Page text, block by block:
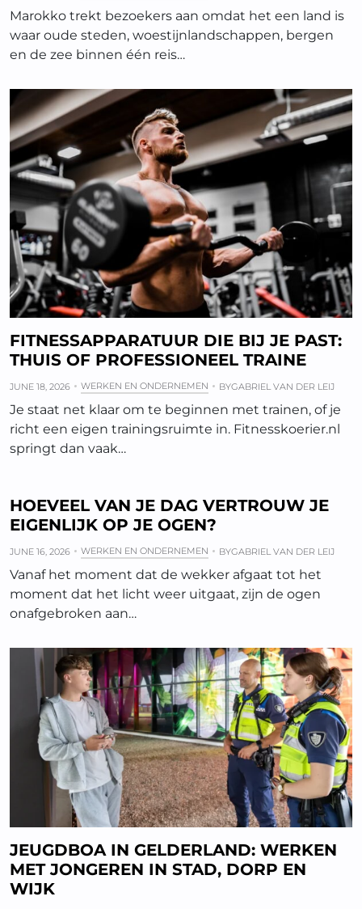
Marokko trekt bezoekers aan omdat het een land is
waar oude steden, woestijnlandschappen, bergen
en de zee binnen één reis…
FITNESSAPPARATUUR DIE BIJ JE PAST:
THUIS OF PROFESSIONEEL TRAINE
JUNE 18, 2026 WERKEN EN ONDERNEMEN BYGABRIEL VAN DER LEIJ
Je staat net klaar om te beginnen met trainen, of je
richt een eigen trainingsruimte in. Fitnesskoerier.nl
springt dan vaak…
HOEVEEL VAN JE DAG VERTROUW JE
EIGENLIJK OP JE OGEN?
JUNE 16, 2026 WERKEN EN ONDERNEMEN BYGABRIEL VAN DER LEIJ
Vanaf het moment dat de wekker afgaat tot het
moment dat het licht weer uitgaat, zijn de ogen
onafgebroken aan…
JEUGDBOA IN GELDERLAND: WERKEN
MET JONGEREN IN STAD, DORP EN
WIJK